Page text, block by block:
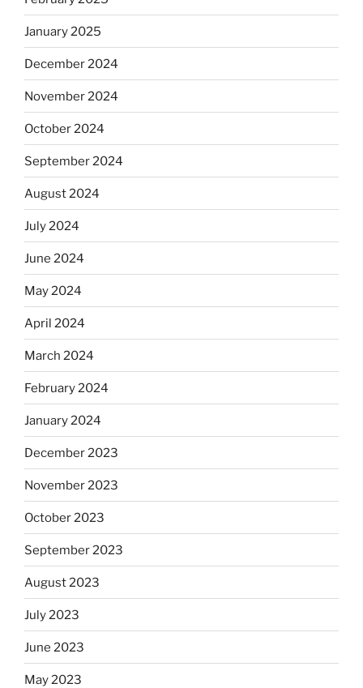
January 2025
December 2024
November 2024
October 2024
September 2024
August 2024
July 2024
June 2024
May 2024
April 2024
March 2024
February 2024
January 2024
December 2023
November 2023
October 2023
September 2023
August 2023
July 2023
June 2023
May 2023